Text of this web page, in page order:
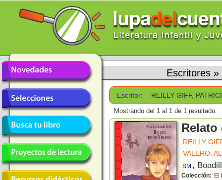
Escritores »
Escritor: REILLY GIFF,
Mostrando del 1 al 1 de 1 resultado.
REILLY
VALERO,
SM ,
Colección: El